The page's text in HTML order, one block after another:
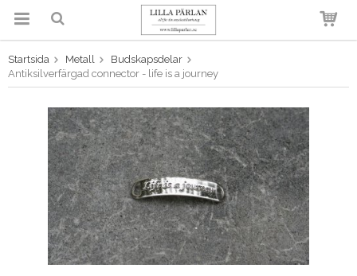
Produkten har blivit tillagd i
varukorgen
Startsida Metall
Budskapsdelar
Antiksilverfärgad connector - life is a journey